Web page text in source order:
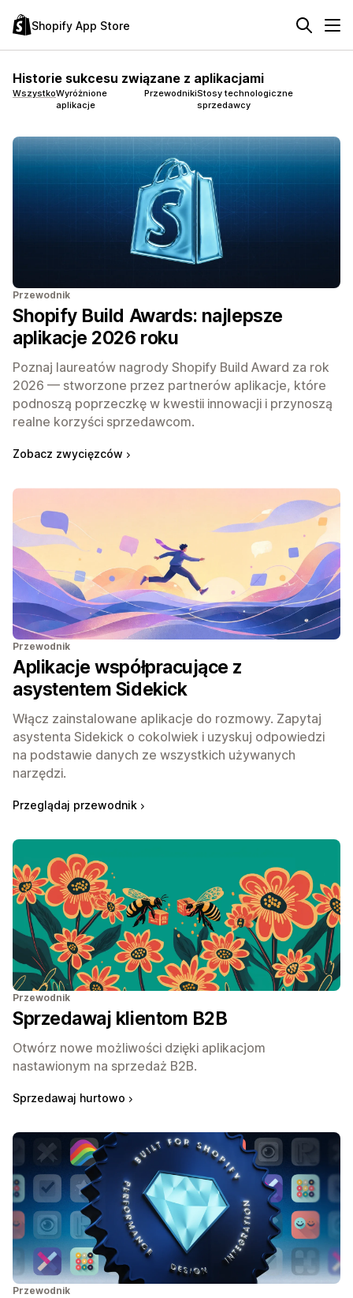
Shopify App Store
Historie sukcesu związane z aplikacjami
WszystkoWyróżnione
aplikacje
PrzewodnikiStosy technologiczne
sprzedawcy
Przewodnik
Shopify Build Awards: najlepsze
aplikacje 2026 roku
Poznaj laureatów nagrody Shopify Build Award za rok
2026 — stworzone przez partnerów aplikacje, które
podnoszą poprzeczkę w kwestii innowacji i przynoszą
realne korzyści sprzedawcom.
Zobacz zwycięzców
Przewodnik
Aplikacje współpracujące z
asystentem Sidekick
Włącz zainstalowane aplikacje do rozmowy. Zapytaj
asystenta Sidekick o cokolwiek i uzyskuj odpowiedzi
na podstawie danych ze wszystkich używanych
narzędzi.
Przeglądaj przewodnik
Przewodnik
Sprzedawaj klientom B2B
Otwórz nowe możliwości dzięki aplikacjom
nastawionym na sprzedaż B2B.
Sprzedawaj hurtowo
Przewodnik